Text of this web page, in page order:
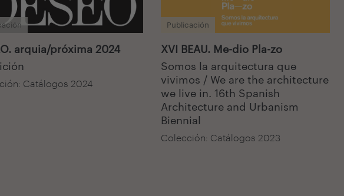
arquia/próxima 2024
Catálogos 2024
Publicación
XVI BEAU. Me-dio Pla-zo
Somos la arquitectura que
vivimos / We are the architecture
we live in. 16th Spanish
Architecture and Urbanism
Biennial
Colección: Catálogos 2023